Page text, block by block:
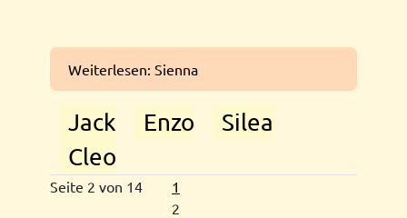
Weiterlesen: Sienna
Jack Enzo
Silea
Cleo
Seite 2 von 14
1
2